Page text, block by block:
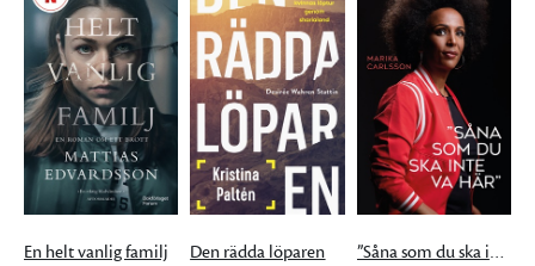
En helt vanlig familj Den rädda löparen ”Såna som du ska inte va här”